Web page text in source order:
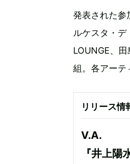
発表された参
ルケスタ・
LOUNGE、
組。各アーテ
リリース情
V.A.
『井上陽